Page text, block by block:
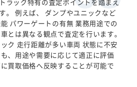
。 例えば、 ダンプやユニックなど
パワーゲートの有無 業務用途での
とは異なる観点で査定を行います。
ク 走行距離が多い車両 状態に不安
、用途や需要に応じて適正に評価
買取価格へ反映することが可能で